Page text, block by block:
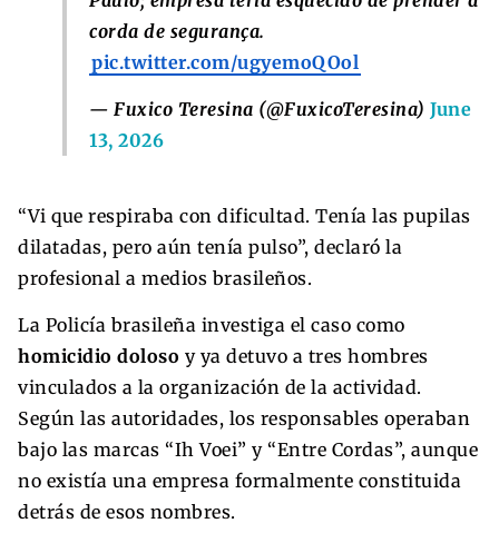
corda de segurança.
pic.twitter.com/ugyemoQOol
— Fuxico Teresina (@FuxicoTeresina) June
13, 2026
“Vi que respiraba con dificultad. Tenía las pupilas
dilatadas, pero aún tenía pulso”, declaró la
profesional a medios brasileños.
La Policía brasileña investiga el caso como
homicidio doloso y ya detuvo a tres hombres
vinculados a la organización de la actividad.
Según las autoridades, los responsables operaban
bajo las marcas “Ih Voei” y “Entre Cordas”, aunque
no existía una empresa formalmente constituida
detrás de esos nombres.